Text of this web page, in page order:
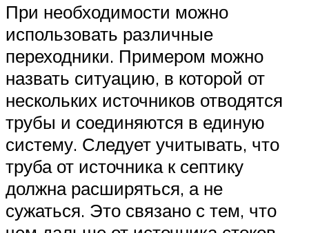
При необходимости можно
использовать различные
переходники. Примером можно
назвать ситуацию, в которой от
нескольких источников отводятся
трубы и соединяются в единую
систему. Следует учитывать, что
труба от источника к септику
должна расширяться, а не
сужаться. Это связано с тем, что